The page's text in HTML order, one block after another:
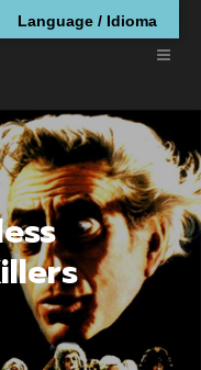
Language / Idioma